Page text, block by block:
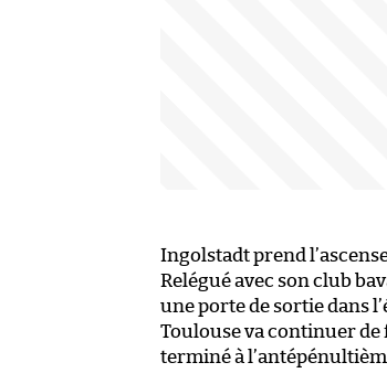
Ingolstadt prend
Relégué avec son club
une porte de sortie dans
Toulouse va continuer de
terminé à